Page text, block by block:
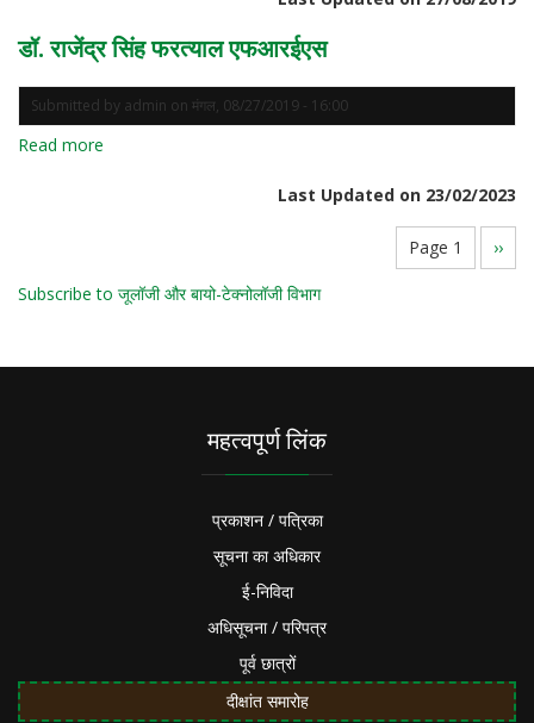
डोबरियाल
डॉ. राजेंद्र सिंह फरत्याल एफआरईएस
Submitted by admin on मंगल, 08/27/2019 - 16:00
Read more
Last Updated on 23/02/2023
Page 1
Next
page
››
Subscribe to जूलॉजी और बायो-टेक्नोलॉजी विभाग
महत्वपूर्ण लिंक
प्रकाशन / पत्रिका
सूचना का अधिकार
ई-निविदा
अधिसूचना / परिपत्र
पूर्व छात्रों
दीक्षांत समारोह